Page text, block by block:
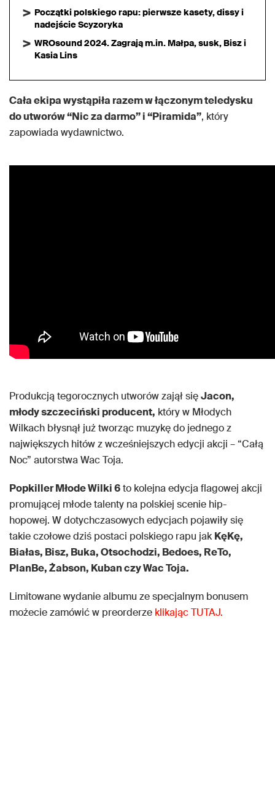
Początki polskiego rapu: pierwsze kasety, dissy i
nadejście Scyzoryka
WROsound 2024. Zagrają m.in. Małpa, susk, Bisz i
Kasia Lins
Cała ekipa wystąpiła razem w łączonym teledysku
do utworów “Nic za darmo” i “Piramida”, który
zapowiada wydawnictwo.
Produkcją tegorocznych utworów zajął sięJacon,
młody szczeciński producent, który w Młodych
Wilkach błysnął już tworząc muzykę do jednego z
największych hitów z wcześniejszych edycji akcji – “Całą
Noc” autorstwa Wac Toja.
Popkiller Młode Wilki 6to kolejna edycja flagowej akcji
promującej młode talenty na polskiej scenie hip-
hopowej. W dotychczasowych edycjach pojawiły się
takie czołowe dziś postaci polskiego rapu jakKęKę,
Białas, Bisz, Buka, Otsochodzi, Bedoes, ReTo,
PlanBe, Żabson, Kuban czy Wac Toja.
Limitowane wydanie albumu ze specjalnym bonusem
możecie zamówić w preorderze klikając TUTAJ.